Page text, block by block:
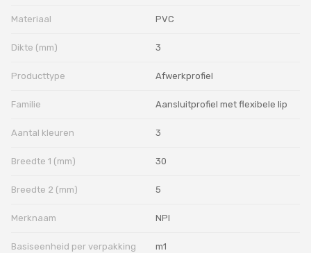
Materiaal PVC
Dikte (mm) 3
Producttype Afwerkprofiel
Familie Aansluitprofiel met flexibele lip
Aantal kleuren 3
Breedte 1 (mm) 30
Breedte 2 (mm) 5
Merknaam NPI
Basiseenheid per verpakking m1